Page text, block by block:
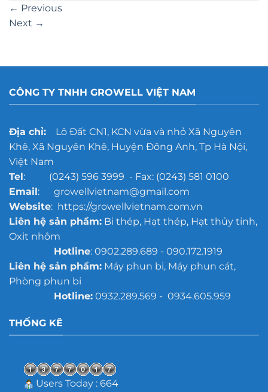
← Previous
Next →
CÔNG TY TNHH GROWELL VIỆT NAM
Địa chỉ:Lô Đất CN1, KCN vừa và nhỏ Xã Nguyên
Khê, Xã Nguyên Khê, Huyện Đông Anh, Tp Hà Nội,
Việt Nam
Tel: (0243) 596 3999 - Fax: (0243) 581 0100
Email: growellvietnam@gmail.com
Website: https://growellvietnam.com.vn
Liên hệ sản phẩm:Bi thép, Hạt thép, Hạt thủy tinh,
Oxit nhôm
Hotline: 0902.289.689 - 090.172.1919
Liên hệ sản phẩm:Máy phun bi, Máy phun cát,
Phòng phun bi
Hotline:0932.289.569 - 0934.605.959
THỐNG KÊ
Users Today : 664